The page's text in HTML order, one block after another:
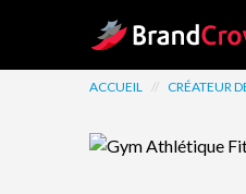
Site Logo
ACCUEIL // CRÉATEUR